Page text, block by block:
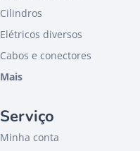
Cilindros
Elétricos diversos
Cabos e conectores
Mais
Serviço
Minha conta